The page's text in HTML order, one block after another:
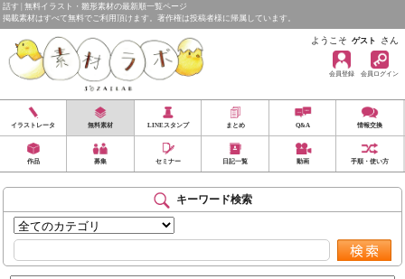
話す | 無料イラスト・雛形素材の最新順一覧ページ
掲載素材はすべて無料でご利用頂けます。著作権は投稿者様に帰属しています。
ようこそ ゲスト さん
会員登録 会員ログイン
イラストレータ 無料素材 LINEスタンプ まとめ Q&A 情報交換
作品 募集 セミナー 日記一覧 動画 手順・使い方
キーワード検索